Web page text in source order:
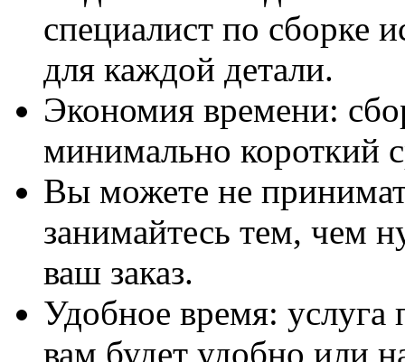
специалист по сборке
для каждой детали.
Экономия времени:
минимально короткий
Вы можете не
занимайтесь тем, чем
ваш заказ.
Удобное время: услуга
вам будет удобно или